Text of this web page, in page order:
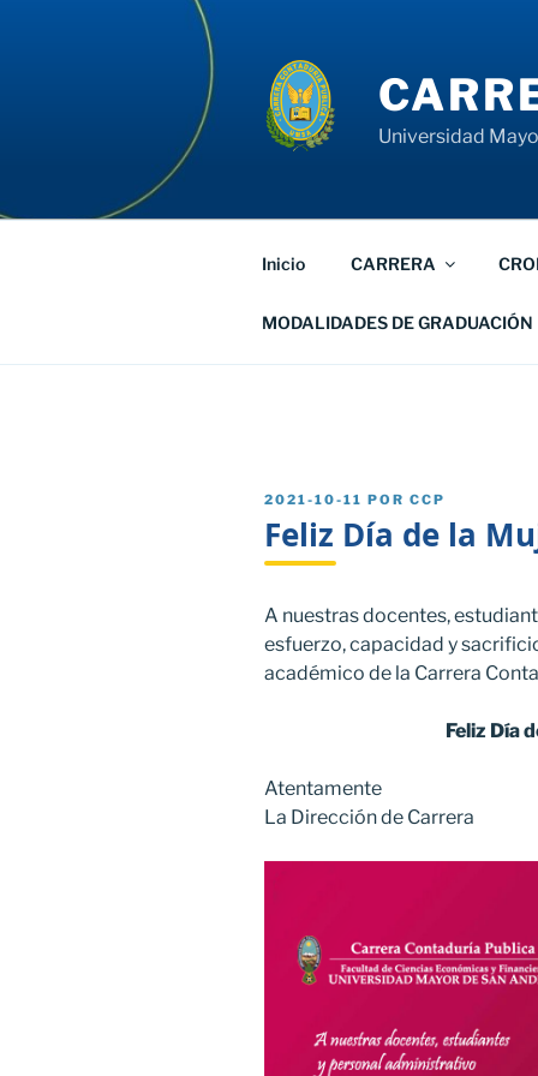
Universidad
Inicio CARRERA
MODALIDADES DE GRADUACIÓN
PUBLICADO
2021-10-11 POR CCP
Feliz Día de la
A nuestras docentes,
esfuerzo, capacidad y
académico de la Carrera
Feliz Día
Atentamente
La Dirección de Carrera